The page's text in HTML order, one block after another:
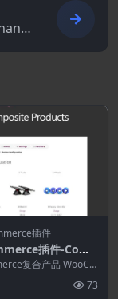
插件
插件-Comp
for WooCo
WooCom
套装功能插件
复合产品 WooCo
73